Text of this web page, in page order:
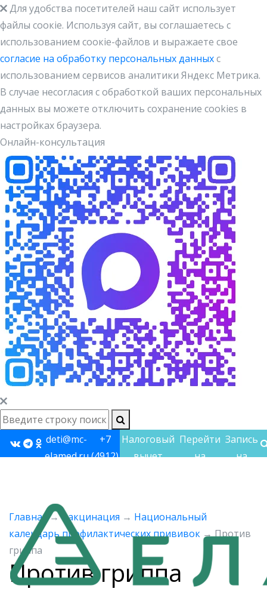
Для удобства посетителей наш сайт использует
файлы cоокіe. Используя сайт, вы соглашаетесь с
использованием соокіе-файлов и выражаете свое
согласие на обработку персональных данныхс
использованием сервисов аналитики Яндекс Метрика.
В случае несогласия с обработкой ваших персональных
данных вы можете отключить сохранение cookies в
настройках браузера.
Онлайн-консультация
deti@mc-
elamed.ru
+7
(4912)
Налоговый
вычет
Перейти
на
Запись
на
Главная →Вакцинация → Национальный
календарь профилактических прививок →Против
гриппа
Против гриппа